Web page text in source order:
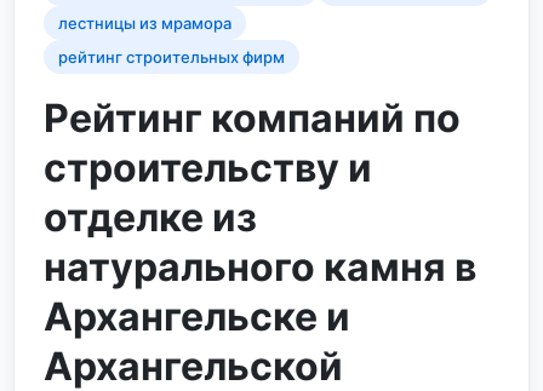
лестницы из мрамора
рейтинг строительных фирм
Рейтинг компаний по
строительству и
отделке из
натурального камня в
Архангельске и
Архангельской